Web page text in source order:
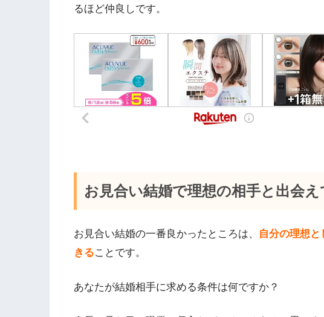
るほど仲良しです。
お見合い結婚で理想の相手と出会え
お見合い結婚の一番良かったところは、
自分の理想
きることです。
あなたが結婚相手に求める条件は何ですか？